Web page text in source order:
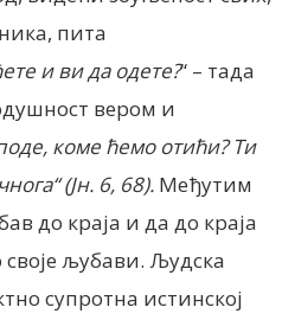
пита
и ви да одете?“ – тада
вером и
коме ћемо отићи? Ти
(Јн. 6, 68). Међутим
до краја и да до краја
љубави. Људска
супротна истинској